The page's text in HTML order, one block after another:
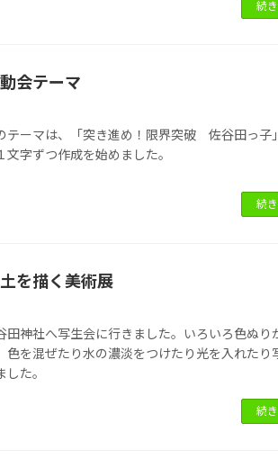
続
会テーマ
テーマは、「突き進め！限界突破 佐谷田っ子
文字ずつ作成を始めました。
続
を描く美術展
田神社へ写生会に行きました。いろいろ色ぬり
色を混ぜたり水の濃淡をつけたり光を入れたり
た。
続